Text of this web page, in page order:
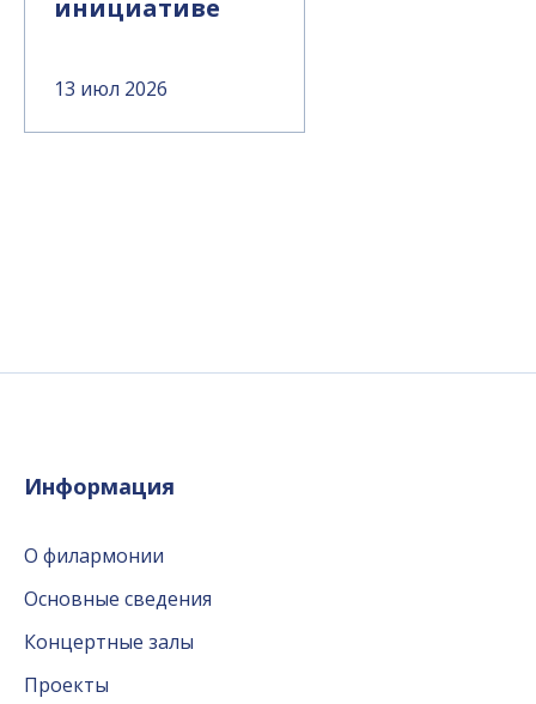
инициативе
13 июл 2026
Информация
О филармонии
Основные сведения
Концертные залы
Проекты